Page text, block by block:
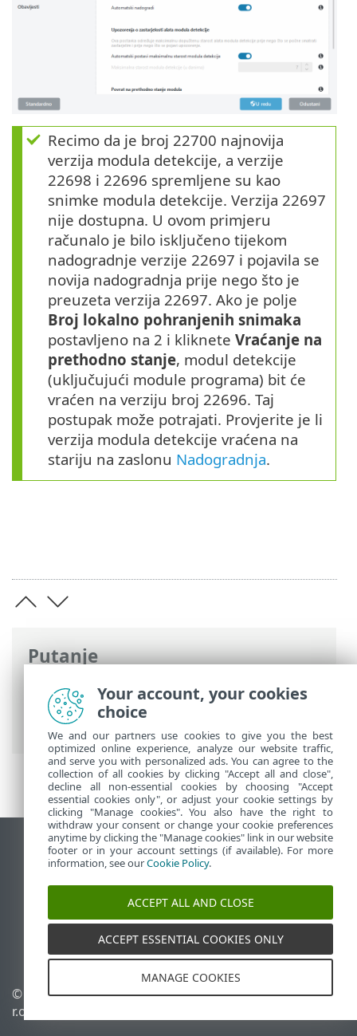
Putanje
ESET-ova online pomoć> ESET Endpoint
Antivirus
>Napredno podešavanje
Nadogradnje
> Vraćanje aktualizacije
Recimo da je broj 22700 najnovija
verzija modula detekcije, a verzije
22698 i 22696 spremljene su kao
snimke modula detekcije. Verzija 22697
nije dostupna. U ovom primjeru
računalo je bilo isključeno tijekom
nadogradnje verzije 22697 i pojavila se
novija nadogradnja prije nego što je
preuzeta verzija 22697. Ako je polje
Broj lokalno pohranjenih snimaka
postavljeno na 2 i kliknete Vraćanje na
prethodno stanje, modul detekcije
(uključujući module programa) bit će
vraćen na verziju broj 22696. Taj
postupak može potrajati. Provjerite je li
verzija modula detekcije vraćena na
stariju na zaslonu Nadogradnja.
Prikaži stranicu za radnu površinu
End of Life
ESET-ova baza znanja
ESET Status Portal
Regionalna podrška
© 1992 - 2026 ESET, spol. s
r.o. – Sva prava pridržana.
Upravljanje kolačićima
Your account, your cookies
choice
We and our partners use cookies to give you the best
optimized online experience, analyze our website traffic,
and serve you with personalized ads. You can agree to the
collection of all cookies by clicking "Accept all and close",
decline all non-essential cookies by choosing "Accept
essential cookies only", or adjust your cookie settings by
clicking "Manage cookies". You also have the right to
withdraw your consent or change your cookie preferences
anytime by clicking the "Manage cookies" link in our website
footer or in your account settings (if available). For more
information, see ourCookie Policy.
ACCEPT ALL AND CLOSE
ACCEPT ESSENTIAL COOKIES ONLY
MANAGE COOKIES